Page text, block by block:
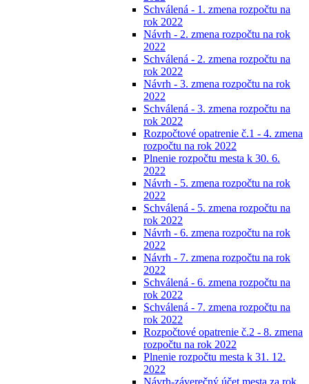
Schválená - 1. zmena rozpočtu na
rok 2022
Návrh - 2. zmena rozpočtu na rok
2022
Schválená - 2. zmena rozpočtu na
rok 2022
Návrh - 3. zmena rozpočtu na rok
2022
Schválená - 3. zmena rozpočtu na
rok 2022
Rozpočtové opatrenie č.1 - 4. zmena
rozpočtu na rok 2022
Plnenie rozpočtu mesta k 30. 6.
2022
Návrh - 5. zmena rozpočtu na rok
2022
Schválená - 5. zmena rozpočtu na
rok 2022
Návrh - 6. zmena rozpočtu na rok
2022
Návrh - 7. zmena rozpočtu na rok
2022
Schválená - 6. zmena rozpočtu na
rok 2022
Schválená - 7. zmena rozpočtu na
rok 2022
Rozpočtové opatrenie č.2 - 8. zmena
rozpočtu na rok 2022
Plnenie rozpočtu mesta k 31. 12.
2022
Návrh-záverečný účet mesta za rok